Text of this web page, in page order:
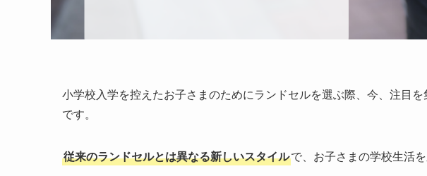
小学校入学を控えたお子さまのためにランドセルを選ぶ際、今、注目を
です。
従来のランドセルとは異なる新しいスタイルで、お子さまの学校生活